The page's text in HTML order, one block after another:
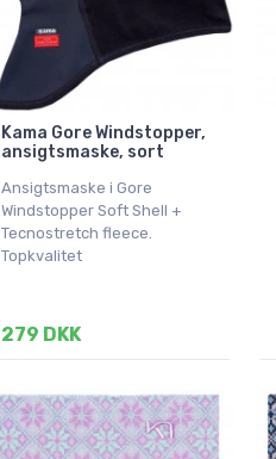
Kama Gore Windstopper,
ansigtsmaske, sort
Ansigtsmaske i Gore
Windstopper Soft Shell +
Tecnostretch fleece.
Topkvalitet
279 DKK